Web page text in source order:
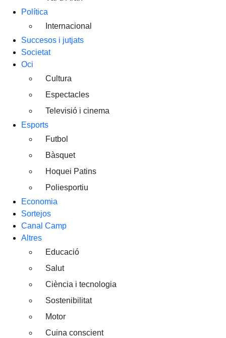
Política
Internacional
Succesos i jutjats
Societat
Oci
Cultura
Espectacles
Televisió i cinema
Esports
Futbol
Bàsquet
Hoquei Patins
Poliesportiu
Economia
Sortejos
Canal Camp
Altres
Educació
Salut
Ciència i tecnologia
Sostenibilitat
Motor
Cuina conscient